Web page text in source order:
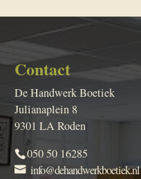
Contact
De Handwerk Boetiek
Julianaplein 8
9301 LA Roden
050 50 16285
info@dehandwerkboetiek.nl